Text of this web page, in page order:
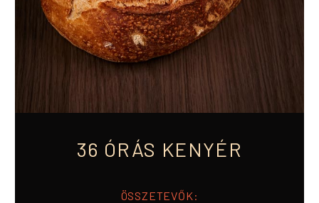
36 ÓRÁS KENYÉR
ÖSSZETEVŐK: